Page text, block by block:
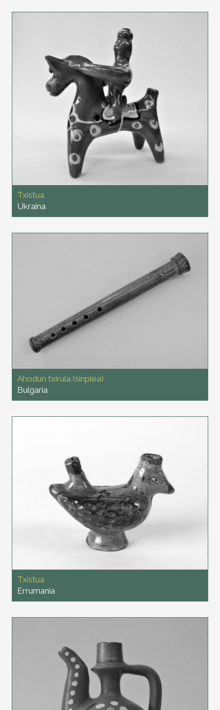
Txistua
Ukraina
Ahodun txirula (sinplea)
Bulgaria
Txistua
Errumania